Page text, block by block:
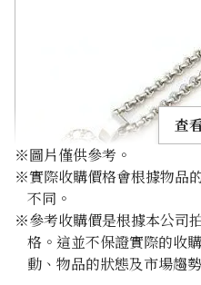
Chopard Happy
參考回收價
查
※圖片僅供參考。
※實際收購價格會根據物品
不同。
※參考收購價是根據本公司
格。這並不保證實際的收
動、物品的狀態及市場趨